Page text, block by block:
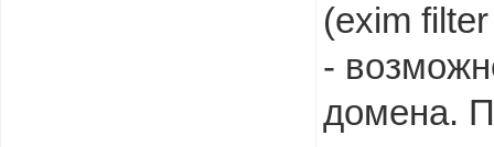
(exim
-
домена.